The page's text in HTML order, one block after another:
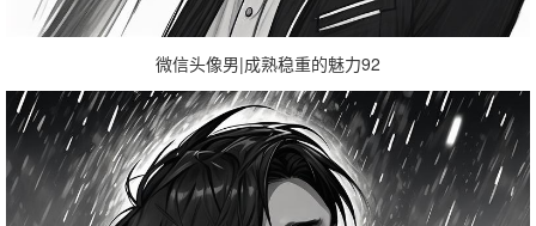
微信头像男|成熟稳重的魅力92